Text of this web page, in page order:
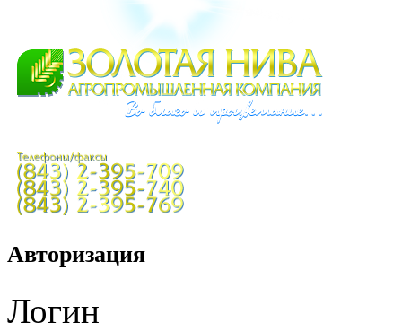
Авторизация
Логин